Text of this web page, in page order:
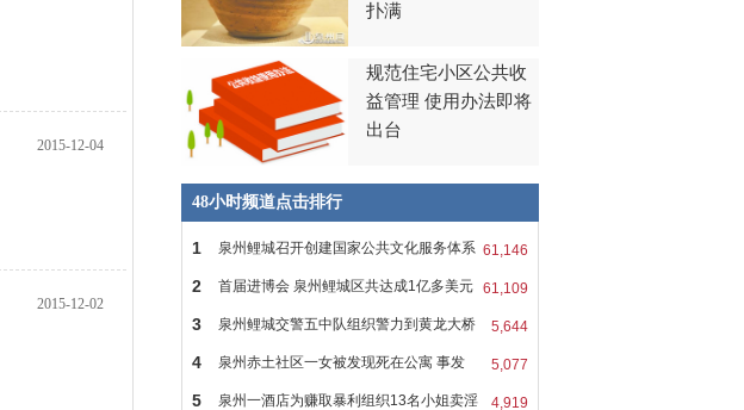
2015-12-04
2015-12-02
扑满
规范住宅小区公共收
益管理 使用办法即将
出台
48小时频道点击排行
61,146
1 泉州鲤城召开创建国家公共文化服务体系
61,109
2 首届进博会 泉州鲤城区共达成1亿多美元
5,644
3 泉州鲤城交警五中队组织警力到黄龙大桥
5,077
4 泉州赤土社区一女被发现死在公寓 事发
4,919
5 泉州一酒店为赚取暴利组织13名小姐卖淫